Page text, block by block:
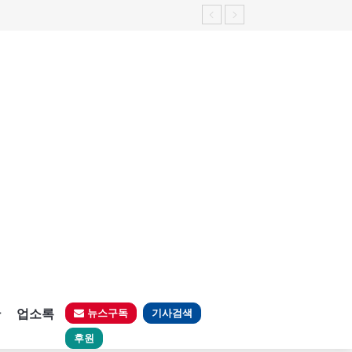
업소록 뉴스구독 기사검색
후원